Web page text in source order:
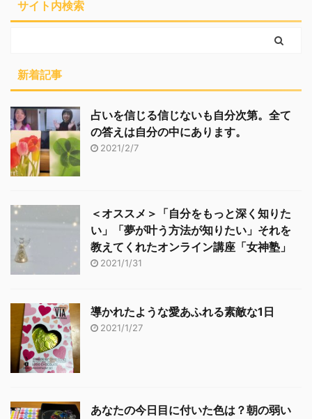
サイト内検索
新着記事
占いを信じる信じないも自分次第。全て
の答えは自分の中にあります。
2021/2/7
＜オススメ＞「自分をもっと深く知りた
い」「夢が叶う方法が知りたい」それを
教えてくれたオンライン講座「女神塾」
2021/1/31
導かれたような愛あふれる素敵な1日
2021/1/27
あなたの今日目に付いた色は？朝の弱い